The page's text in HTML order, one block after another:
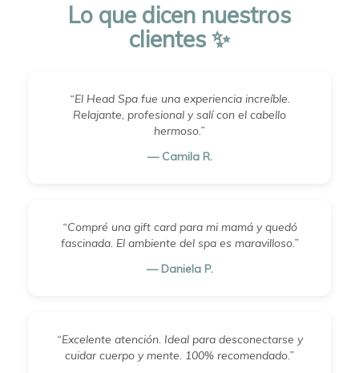
Lo que dicen nuestros
clientes ✨
“El Head Spa fue una experiencia increíble.
Relajante, profesional y salí con el cabello
hermoso.”
— Camila R.
“Compré una gift card para mi mamá y quedó
fascinada. El ambiente del spa es maravilloso.”
— Daniela P.
“Excelente atención. Ideal para desconectarse y
cuidar cuerpo y mente. 100% recomendado.”